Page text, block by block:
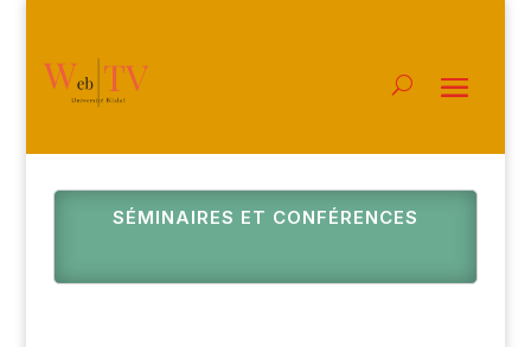
SÉMINAIRES ET CONFÉRENCES